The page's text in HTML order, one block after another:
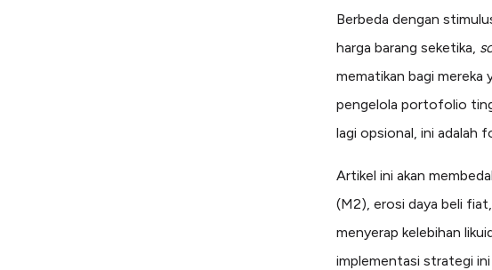
Berbeda dengan
harga barang seketika,
mematikan bagi
pengelola portofolio
lagi opsional, ini adalah
Artikel ini akan
(M2), erosi daya beli
menyerap kelebihan
implementasi strategi